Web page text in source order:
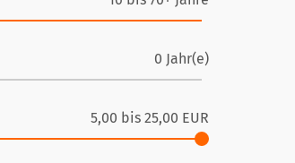
0 Jahr(e)
5,00 bis 25,00 EUR